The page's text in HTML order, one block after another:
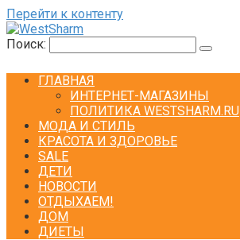
Перейти к контенту
Поиск:
ГЛАВНАЯ
ИНТЕРНЕТ-МАГАЗИНЫ
ПОЛИТИКА WESTSHARM.RU
МОДА И СТИЛЬ
КРАСОТА И ЗДОРОВЬЕ
SALE
ДЕТИ
НОВОСТИ
ОТДЫХАЕМ!
ДОМ
ДИЕТЫ